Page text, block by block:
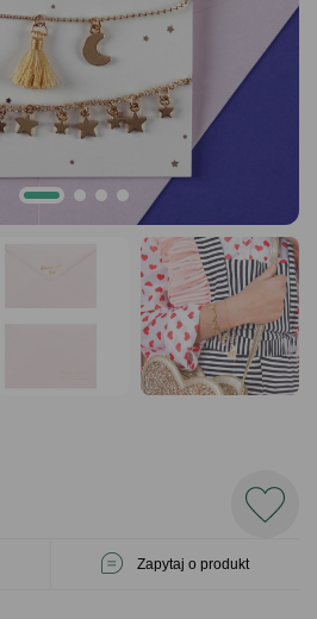
Zapytaj o produkt